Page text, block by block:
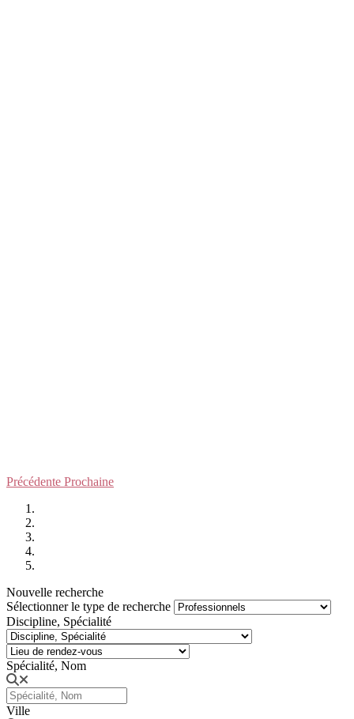
Précédente Prochaine
Nouvelle recherche
Sélectionner le type de recherche
Discipline, Spécialité
Spécialité, Nom
Ville